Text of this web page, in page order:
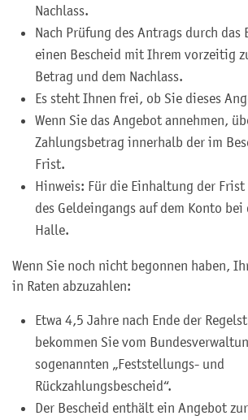
Nachlass.
Nach Prüfung des Antrags durch das
einen Bescheid mit Ihrem vorzeitig
Betrag und dem Nachlass.
Es steht Ihnen frei, ob Sie dieses
Wenn Sie das Angebot annehmen,
Zahlungsbetrag innerhalb der im
Frist.
Hinweis: Für die Einhaltung der
des Geldeingangs auf dem Konto bei
Halle.
Wenn Sie noch nicht begonnen haben,
in Raten abzuzahlen:
Etwa 4,5 Jahre nach Ende der
bekommen Sie vom
sogenannten „Feststellungs- und
Rückzahlungsbescheid“.
Der Bescheid enthält ein Angebot